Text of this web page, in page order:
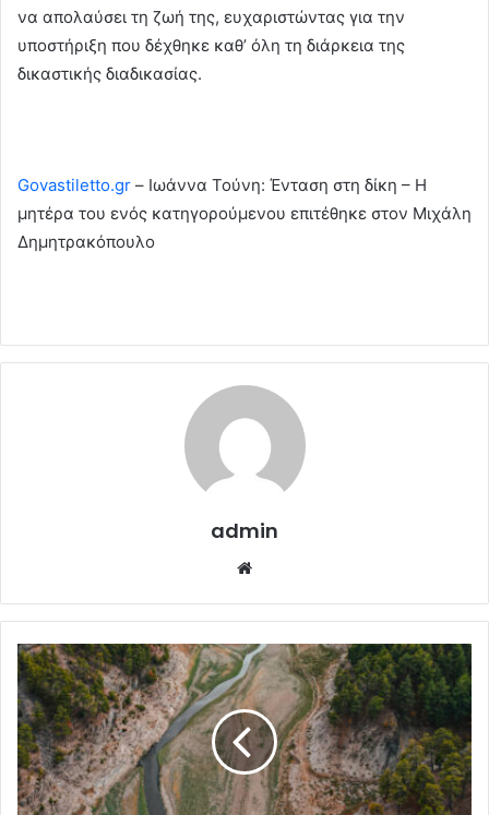
να απολαύσει τη ζωή της, ευχαριστώντας για την
υποστήριξη που δέχθηκε καθ’ όλη τη διάρκεια της
δικαστικής διαδικασίας.
Govastiletto.gr – Ιωάννα Τούνη: Ένταση στη δίκη – Η
μητέρα του ενός κατηγορούμενου επιτέθηκε στον Μιχάλη
Δημητρακόπουλο
admin